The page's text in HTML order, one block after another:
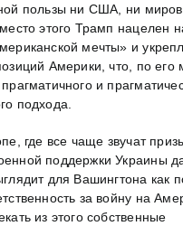
пользы ни США, ни
этого Трамп нацелен
мечты» и
Америки, что, по его
и
подхода.
где все чаще звучат
поддержки Украины
для Вашингтона как
за войну на
из этого собственные